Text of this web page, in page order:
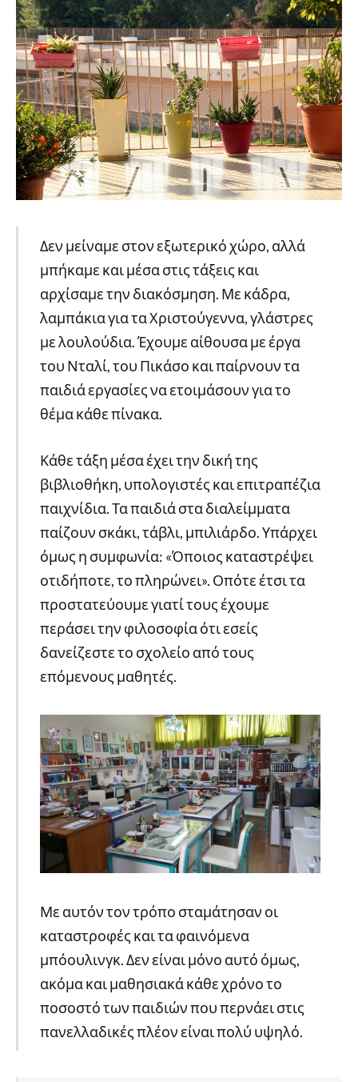
Δεν μείναμε στον εξωτερικό χώρο, αλλά
μπήκαμε και μέσα στις τάξεις και
αρχίσαμε την διακόσμηση. Με κάδρα,
λαμπάκια για τα Χριστούγεννα, γλάστρες
με λουλούδια. Έχουμε αίθουσα με έργα
του Νταλί, του Πικάσο και παίρνουν τα
παιδιά εργασίες να ετοιμάσουν για το
θέμα κάθε πίνακα.
Κάθε τάξη μέσα έχει την δική της
βιβλιοθήκη, υπολογιστές και επιτραπέζια
παιχνίδια. Τα παιδιά στα διαλείμματα
παίζουν σκάκι, τάβλι, μπιλιάρδο. Υπάρχει
όμως η συμφωνία: «Όποιος καταστρέψει
οτιδήποτε, το πληρώνει». Οπότε έτσι τα
προστατεύουμε γιατί τους έχουμε
περάσει την φιλοσοφία ότι εσείς
δανείζεστε το σχολείο από τους
επόμενους μαθητές.
Με αυτόν τον τρόπο σταμάτησαν οι
καταστροφές και τα φαινόμενα
μπόουλινγκ. Δεν είναι μόνο αυτό όμως,
ακόμα και μαθησιακά κάθε χρόνο το
ποσοστό των παιδιών που περνάει στις
πανελλαδικές πλέον είναι πολύ υψηλό.